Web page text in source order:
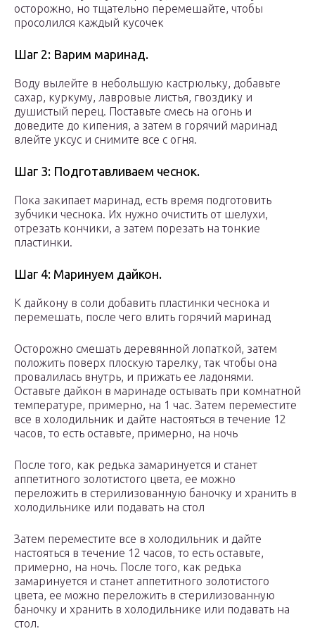
осторожно, но тщательно перемешайте, чтобы
просолился каждый кусочек
Шаг 2: Варим маринад.
Воду вылейте в небольшую кастрюльку, добавьте
сахар, куркуму, лавровые листья, гвоздику и
душистый перец. Поставьте смесь на огонь и
доведите до кипения, а затем в горячий маринад
влейте уксус и снимите все с огня.
Шаг 3: Подготавливаем чеснок.
Пока закипает маринад, есть время подготовить
зубчики чеснока. Их нужно очистить от шелухи,
отрезать кончики, а затем порезать на тонкие
пластинки.
Шаг 4: Маринуем дайкон.
К дайкону в соли добавить пластинки чеснока и
перемешать, после чего влить горячий маринад
Осторожно смешать деревянной лопаткой, затем
положить поверх плоскую тарелку, так чтобы она
провалилась внутрь, и прижать ее ладонями.
Оставьте дайкон в маринаде остывать при комнатной
температуре, примерно, на 1 час. Затем переместите
все в холодильник и дайте настояться в течение 12
часов, то есть оставьте, примерно, на ночь
После того, как редька замаринуется и станет
аппетитного золотистого цвета, ее можно
переложить в стерилизованную баночку и хранить в
холодильнике или подавать на стол
Затем переместите все в холодильник и дайте
настояться в течение 12 часов, то есть оставьте,
примерно, на ночь. После того, как редька
замаринуется и станет аппетитного золотистого
цвета, ее можно переложить в стерилизованную
баночку и хранить в холодильнике или подавать на
стол.